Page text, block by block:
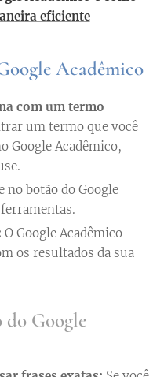
eficiente
Acadêmico
com um termo
um termo que você
Google Acadêmico,
no botão do Google
O Google Acadêmico
os resultados da sua
do Google